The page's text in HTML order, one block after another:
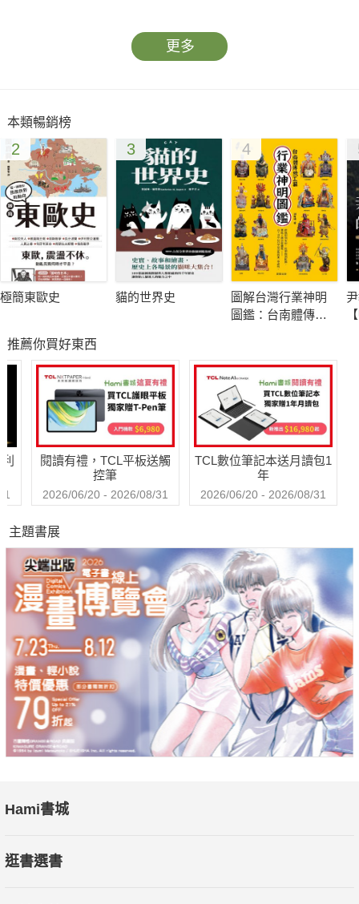
陽平衡的兩個方面。二者共同促進思考，改善記憶力，故能「益
意思」。一陰一陽之謂道，咖啡因與茶胺酸二氣相感，構成了茶
實事求是陸羽之「調之以鹽味」
我在泡茶、煮茶時，針對不同的茶類，反覆嘗試添加不同劑量的
食鹽，進行過各種化學實驗，最後得出的結論是，真的無法品出
令人欣喜的更新鮮的茶湯滋味。因為，對於上等的春茶，茶胺酸
的含量，通常占茶葉中胺基酸總量的50%以上，是茶湯中最主要
的鮮甜增味劑，很明顯是不適合加鹽的。
飲茶過量傷自身，與李時珍共嘆亂象
飲茶過量，茶多酚會與蛋白質發生凝固反應，與鐵發生錯合反應
色」。一方面飲茶過量，會造成營養不良；另一方面，過量的咖
啡因攝取，會影響腸道內正常的鈣質吸收與鈣鹽在骨中的沉積，
導致身體缺鈣或骨質疏鬆，故表現為「黃瘁痿弱」。
本書特色：本書以中醫的視角進行系統性思考，透過系統性梳理
歷代中醫文獻，澄清歷史迷霧，釐清茶亦食亦藥的發展脈絡，找
式，提出了有據可查、審慎合理的健康品鑑方式與飲用標準。告
訴大家如何選擇適合自己的茶，如何健康地喝茶。
更多
本類暢銷榜
2
極簡東歐史
3
貓的世界史
4
圖解台灣行業神明
圖鑑：台南體傳統
推薦你買好東西
閱讀有禮，TCL平板送觸
控筆
2026/06/20 - 2026/08/31
TCL數位筆記本送月讀包1
年
2026/06/20 - 2026/08/31
主題書展
Hami書城
逛書選書